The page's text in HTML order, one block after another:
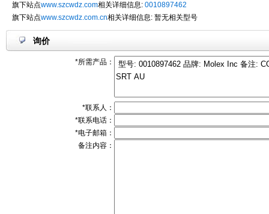
旗下站点www.szcwdz.com相关详细信息: 0010897462
旗下站点www.szcwdz.com.cn相关详细信息: 暂无相关型号
询价
*所需产品：
*联系人：
*联系电话：
*电子邮箱：
备注内容：